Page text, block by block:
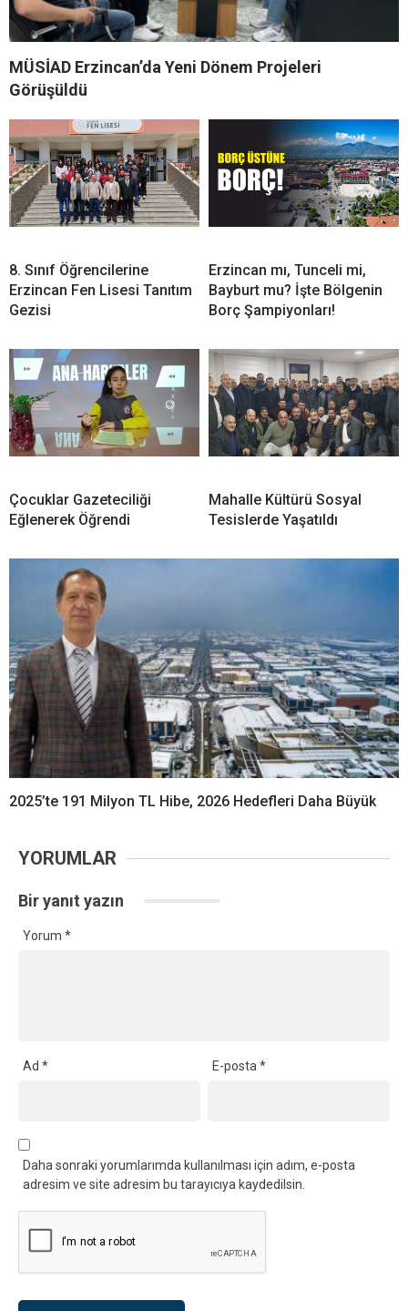
MÜSİAD Erzincan’da Yeni Dönem Projeleri
Görüşüldü
8. Sınıf Öğrencilerine
Erzincan Fen Lisesi Tanıtım
Gezisi
Erzincan mı, Tunceli mi,
Bayburt mu? İşte Bölgenin
Borç Şampiyonları!
Çocuklar Gazeteciliği
Eğlenerek Öğrendi
Mahalle Kültürü Sosyal
Tesislerde Yaşatıldı
2025’te 191 Milyon TL Hibe, 2026 Hedefleri Daha Büyük
YORUMLAR
Bir yanıt yazın
Yorum *
Ad * E-posta*
Daha sonraki yorumlarımda kullanılması için adım, e-posta
adresim ve site adresim bu tarayıcıya kaydedilsin.